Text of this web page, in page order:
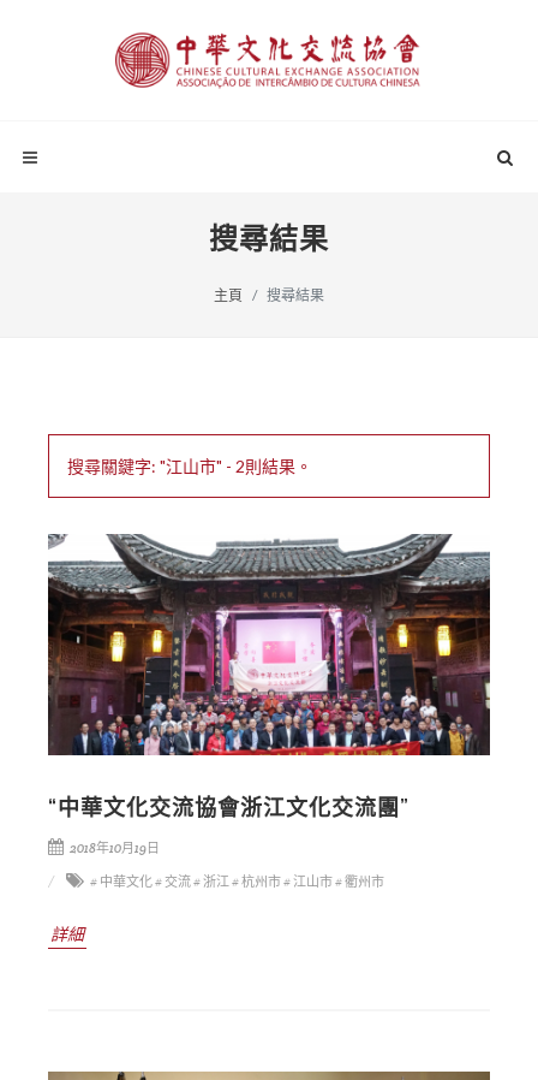
搜尋結果
主頁 搜尋結果
搜尋關鍵字: "江山市" - 2則結果。
“中華文化交流協會浙江文化交流團”
2018年10月19日
# 中華文化# 交流# 浙江# 杭州市# 江山市# 衢州市
詳細